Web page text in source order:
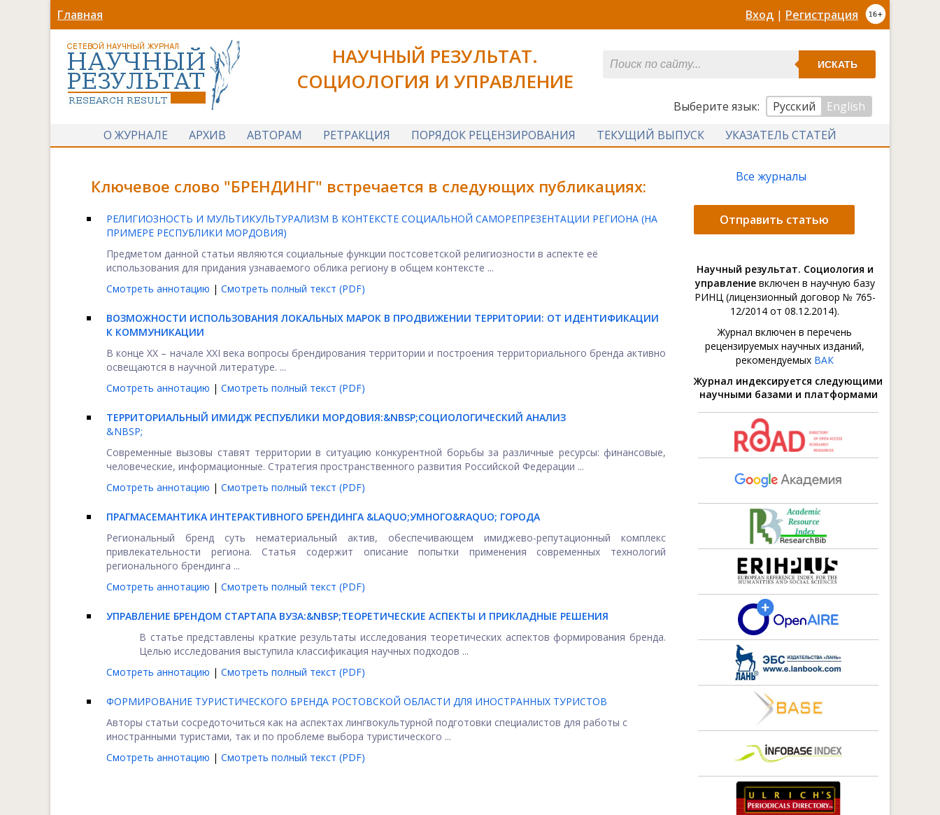
Главная Вход | Регистрация
НАУЧНЫЙ РЕЗУЛЬТАТ.
СОЦИОЛОГИЯ И УПРАВЛЕНИЕ
ИСКАТЬ
Выберите язык: Русский
English
О ЖУРНАЛЕ
АРХИВ АВТОРАМ РЕТРАКЦИЯ ПОРЯДОК РЕЦЕНЗИРОВАНИЯ ТЕКУЩИЙ ВЫПУСК УКАЗАТЕЛЬ СТАТЕЙ
Ключевое слово "БРЕНДИНГ" встречается в следующих публикациях:
РЕЛИГИОЗНОСТЬ И МУЛЬТИКУЛЬТУРАЛИЗМ В КОНТЕКСТЕ СОЦИАЛЬНОЙ САМОРЕПРЕЗЕНТАЦИИ РЕГИОНА (НА
ПРИМЕРЕ РЕСПУБЛИКИ МОРДОВИЯ)
Предметом данной статьи являются социальные функции постсоветской религиозности в аспекте её
использования для придания узнаваемого облика региону в общем контексте ...
Смотреть аннотацию | Смотреть полный текст (PDF)
ВОЗМОЖНОСТИ ИСПОЛЬЗОВАНИЯ ЛОКАЛЬНЫХ МАРОК В ПРОДВИЖЕНИИ ТЕРРИТОРИИ: ОТ ИДЕНТИФИКАЦИИ
К КОММУНИКАЦИИ
В конце XX – начале XXI века вопросы брендирования территории и построения территориального бренда активно
освещаются в научной литературе. ...
Смотреть аннотацию | Смотреть полный текст (PDF)
ТЕРРИТОРИАЛЬНЫЙ ИМИДЖ РЕСПУБЛИКИ МОРДОВИЯ:&NBSP;СОЦИОЛОГИЧЕСКИЙ АНАЛИЗ
&NBSP;
Современные вызовы ставят территории в ситуацию конкурентной борьбы за различные ресурсы: финансовые,
человеческие, информационные. Стратегия пространственного развития Российской Федерации ...
Смотреть аннотацию | Смотреть полный текст (PDF)
ПРАГМАСЕМАНТИКА ИНТЕРАКТИВНОГО БРЕНДИНГА &LAQUO;УМНОГО&RAQUO; ГОРОДА
Региональный бренд суть нематериальный актив, обеспечивающем имиджево-репутационный комплекс
привлекательности региона. Статья содержит описание попытки применения современных технологий
регионального брендинга ...
Смотреть аннотацию | Смотреть полный текст (PDF)
УПРАВЛЕНИЕ БРЕНДОМ СТАРТАПА ВУЗА:&NBSP;ТЕОРЕТИЧЕСКИЕ АСПЕКТЫ И ПРИКЛАДНЫЕ РЕШЕНИЯ
В статье представлены краткие результаты исследования теоретических аспектов формирования бренда.
Целью исследования выступила классификация научных подходов ...
Смотреть аннотацию | Смотреть полный текст (PDF)
ФОРМИРОВАНИЕ ТУРИСТИЧЕСКОГО БРЕНДА РОСТОВСКОЙ ОБЛАСТИ ДЛЯ ИНОСТРАННЫХ ТУРИСТОВ
Авторы статьи сосредоточиться как на аспектах лингвокультурной подготовки специалистов для работы с
иностранными туристами, так и по проблеме выбора туристического ...
Смотреть аннотацию | Смотреть полный текст (PDF)
Все журналы
Отправить статью
Научный результат. Социология и
управлениевключен в научную базу
РИНЦ (лицензионный договор № 765-
12/2014 от 08.12.2014).
Журнал включен в перечень
рецензируемых научных изданий,
рекомендуемых ВАК
Журнал индексируется следующими
научными базами и платформами